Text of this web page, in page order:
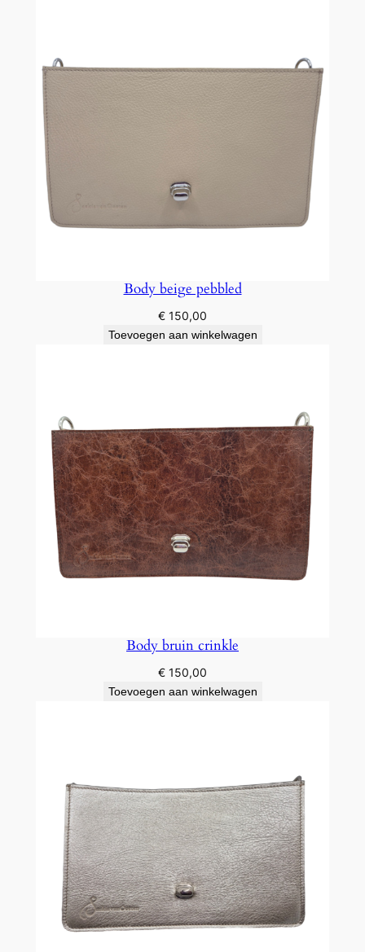
Body beige pebbled
€ 150,00
Toevoegen aan winkelwagen
Body bruin crinkle
€ 150,00
Toevoegen aan winkelwagen